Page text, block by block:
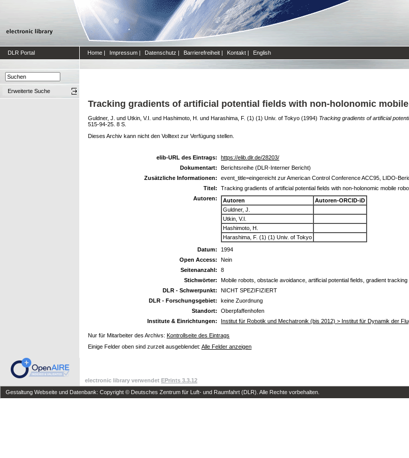
DLR Portal Home | Impressum | Datenschutz | Barrierefreiheit | Kontakt | English
Erweiterte Suche
Tracking gradients of artificial potential fields with non-holonomic
Guldner, J. und Utkin, V.I. und Hashimoto, H. und Harashima, F. (1) (1) Univ. of Tokyo (1994) Tracking gradients of artificial
515-94-25. 8 S.
Dieses Archiv kann nicht den Volltext zur Verfügung stellen.
elib-URL des Eintrags:
https://elib.dlr.de/28203/
Dokumentart:
Berichtsreihe (DLR-Interner Bericht)
Zusätzliche Informationen:
event_title=eingereicht zur American Control Conference ACC95, LIDO-
Titel:
Tracking gradients of artificial potential fields with non-holonomic mobile
Autoren:
Autoren
Autoren-ORCID-iD
Guldner, J.
Utkin, V.I.
Hashimoto, H.
Harashima, F. (1) (1) Univ. of Tokyo
Datum:
1994
Open Access:
Nein
Seitenanzahl:
8
Stichwörter:
Mobile robots, obstacle avoidance, artificial potential fields, gradient
DLR - Schwerpunkt:
NICHT SPEZIFIZIERT
DLR - Forschungsgebiet:
keine Zuordnung
Standort:
Oberpfaffenhofen
Institute & Einrichtungen:
Institut für Robotik und Mechatronik (bis 2012) > Institut für Dynamik der
Nur für Mitarbeiter des Archivs: Kontrollseite des Eintrags
Einige Felder oben sind zurzeit ausgeblendet: Alle Felder anzeigen
electronic library verwendet EPrints 3.3.12
Gestaltung Webseite und Datenbank: Copyright © Deutsches Zentrum für Luft- und Raumfahrt (DLR). Alle Rechte vorbehalten.